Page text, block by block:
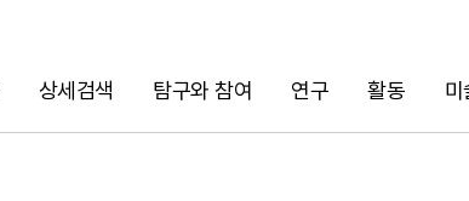
상세검색 탐구와 참여 연구 활동 미
검색